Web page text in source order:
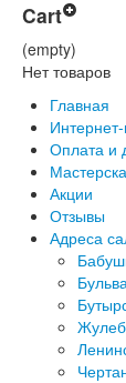
Cart
(empty)
Нет товаров
Главная
Оплата и
Акции
Отзывы
Адреса